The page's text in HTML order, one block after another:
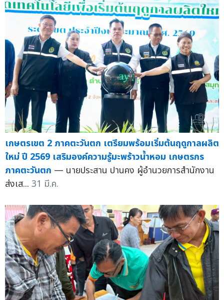
เกษตรเขต 2 ภาคตะวันตก เตรียมพร้อมเริ่มต้นฤดูกาลผลิต
ใหม่ ปี 2569 เสริมองค์ความรู้มะพร้าวน้ำหอม เกษตรกร
ภาคตะวันตก — นายประสาน ปานคง ผู้อำนวยการสำนักงาน
ส่งเส... 31 มี.ค.